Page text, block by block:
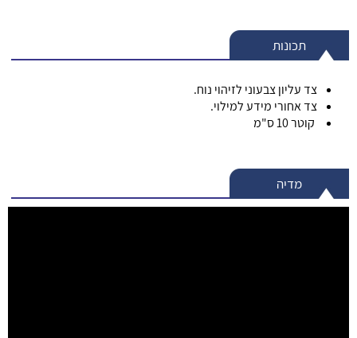
תכונות
צד עליון צבעוני לזיהוי נוח.
צד אחורי מידע למילוי.
קוטר 10 ס"מ
מדיה